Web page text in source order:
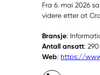
Fra 6. mai 2026
videre etter at
Bransje:
Antall ansatt: 290
Web: https://